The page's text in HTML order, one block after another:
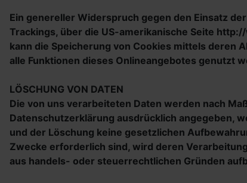
Ein genereller Widerspruch gegen den Einsatz
Trackings, über die US-amerikanische Seite
kann die Speicherung von Cookies mittels deren
alle Funktionen dieses Onlineangebotes genutzt
LÖSCHUNG VON DATEN
Die von uns verarbeiteten Daten werden nach
Datenschutzerklärung ausdrücklich angegeben,
und der Löschung keine gesetzlichen
Zwecke erforderlich sind, wird deren
aus handels- oder steuerrechtlichen Gründen